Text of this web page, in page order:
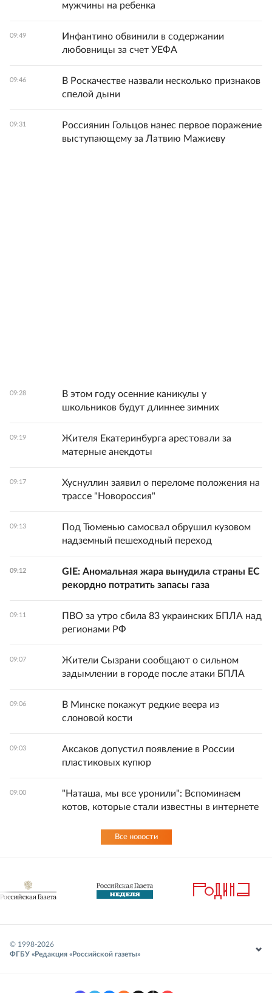
мужчины на ребенка
09:49
Инфантино обвинили в содержании
любовницы за счет УЕФА
09:46
В Роскачестве назвали несколько признаков
спелой дыни
09:31
Россиянин Гольцов нанес первое поражение
выступающему за Латвию Мажиеву
09:28
В этом году осенние каникулы у
школьников будут длиннее зимних
09:19
Жителя Екатеринбурга арестовали за
матерные анекдоты
09:17
Хуснуллин заявил о переломе положения на
трассе "Новороссия"
09:13
Под Тюменью самосвал обрушил кузовом
надземный пешеходный переход
09:12
GIE: Аномальная жара вынудила страны ЕС
рекордно потратить запасы газа
09:11
ПВО за утро сбила 83 украинских БПЛА над
регионами РФ
09:07
Жители Сызрани сообщают о сильном
задымлении в городе после атаки БПЛА
09:06
В Минске покажут редкие веера из
слоновой кости
09:03
Аксаков допустил появление в России
пластиковых купюр
09:00
"Наташа, мы все уронили": Вспоминаем
котов, которые стали известны в интернете
Все новости
© 1998-2026
ФГБУ «Редакция «Российской газеты»